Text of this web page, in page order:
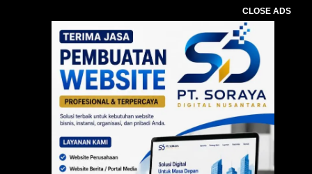
CLOSE ADS